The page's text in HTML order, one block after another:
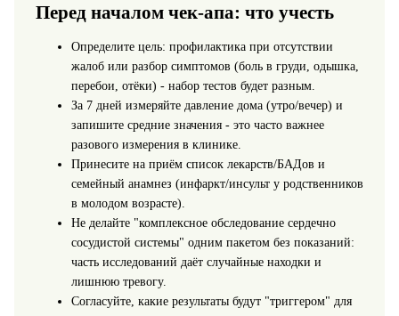
Перед началом чек‑апа: что учесть
Определите цель: профилактика при отсутствии
жалоб или разбор симптомов (боль в груди, одышка,
перебои, отёки) - набор тестов будет разным.
За 7 дней измеряйте давление дома (утро/вечер) и
запишите средние значения - это часто важнее
разового измерения в клинике.
Принесите на приём список лекарств/БАДов и
семейный анамнез (инфаркт/инсульт у родственников
в молодом возрасте).
Не делайте "комплексное обследование сердечно
сосудистой системы" одним пакетом без показаний:
часть исследований даёт случайные находки и
лишнюю тревогу.
Согласуйте, какие результаты будут "триггером" для